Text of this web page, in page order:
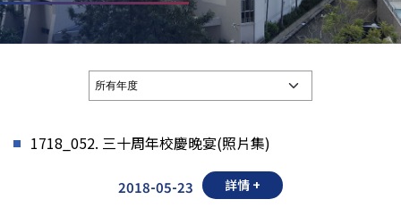
1718_052. 三十周年校慶晚宴(照片集)
2018-05-23 詳情 +